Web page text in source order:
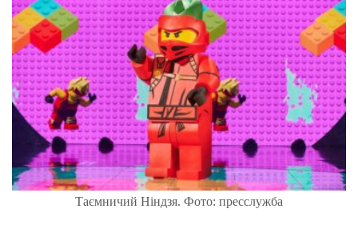
Таємничий Ніндзя. Фото: пресслужба